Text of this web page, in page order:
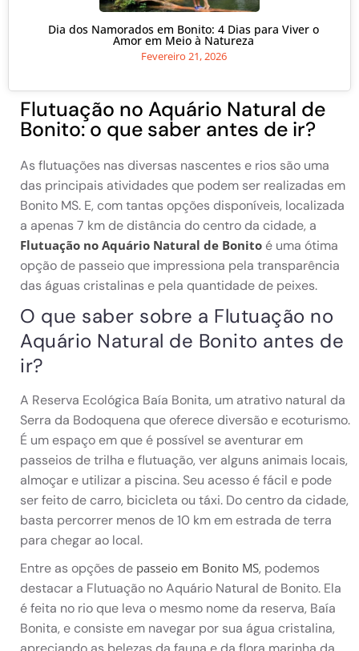
Dia dos Namorados em Bonito: 4 Dias para Viver o
Amor em Meio à Natureza
Fevereiro 21, 2026
Flutuação no Aquário Natural de
Bonito: o que saber antes de ir?
As flutuações nas diversas nascentes e rios são uma
das principais atividades que podem ser realizadas em
Bonito MS. E, com tantas opções disponíveis, localizada
a apenas 7 km de distância do centro da cidade, a
Flutuação no Aquário Natural de Bonito é uma ótima
opção de passeio que impressiona pela transparência
das águas cristalinas e pela quantidade de peixes.
O que saber sobre a Flutuação no
Aquário Natural de Bonito antes de
ir?
A Reserva Ecológica Baía Bonita, um atrativo natural da
Serra da Bodoquena que oferece diversão e ecoturismo.
É um espaço em que é possível se aventurar em
passeios de trilha e flutuação, ver alguns animais locais,
almoçar e utilizar a piscina. Seu acesso é fácil e pode
ser feito de carro, bicicleta ou táxi. Do centro da cidade,
basta percorrer menos de 10 km em estrada de terra
para chegar ao local.
Entre as opções de passeio em Bonito MS, podemos
destacar a Flutuação no Aquário Natural de Bonito. Ela
é feita no rio que leva o mesmo nome da reserva, Baía
Bonita, e consiste em navegar por sua água cristalina,